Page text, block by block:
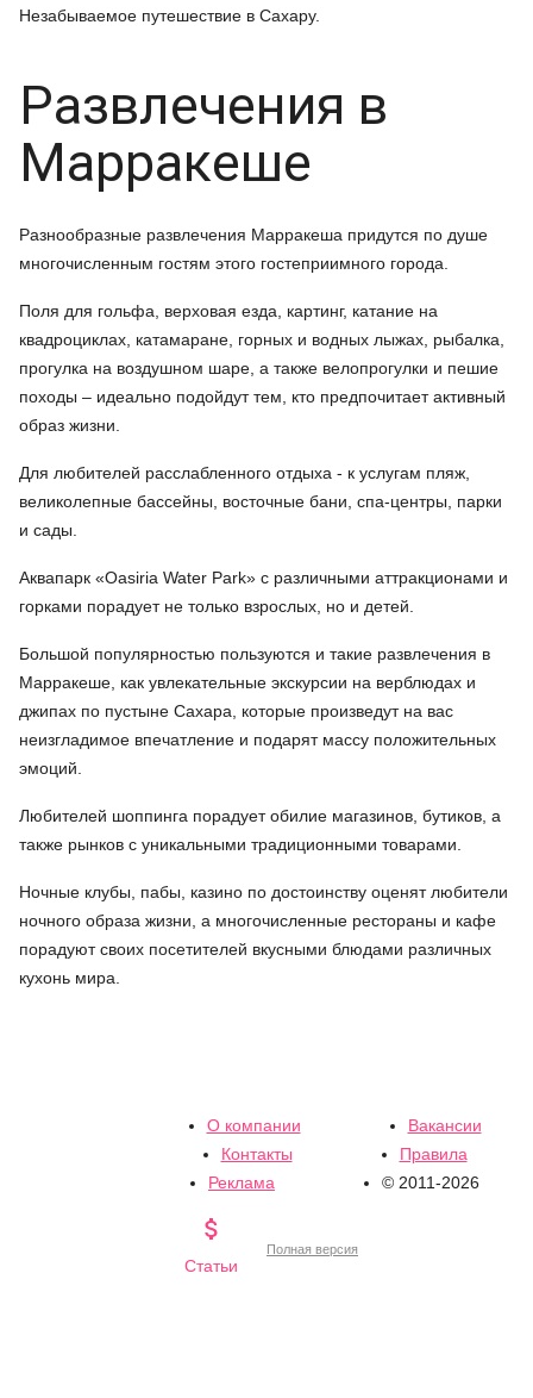
Незабываемое путешествие в Сахару.
Развлечения в
Марракеше
Разнообразные развлечения Марракеша придутся по душе
многочисленным гостям этого гостеприимного города.
Поля для гольфа, верховая езда, картинг, катание на
квадроциклах, катамаране, горных и водных лыжах, рыбалка,
прогулка на воздушном шаре, а также велопрогулки и пешие
походы – идеально подойдут тем, кто предпочитает активный
образ жизни.
Для любителей расслабленного отдыха - к услугам пляж,
великолепные бассейны, восточные бани, спа-центры, парки
и сады.
Аквапарк «Oasiria Water Park» с различными аттракционами и
горками порадует не только взрослых, но и детей.
Большой популярностью пользуются и такие развлечения в
Марракеше, как увлекательные экскурсии на верблюдах и
джипах по пустыне Сахара, которые произведут на вас
неизгладимое впечатление и подарят массу положительных
эмоций.
Любителей шоппинга порадует обилие магазинов, бутиков, а
также рынков с уникальными традиционными товарами.
Ночные клубы, пабы, казино по достоинству оценят любители
ночного образа жизни, а многочисленные рестораны и кафе
порадуют своих посетителей вкусными блюдами различных
кухонь мира.
О компании
Вакансии
Контакты
Правила
Реклама
© 2011-2026

Статьи
Полная версия